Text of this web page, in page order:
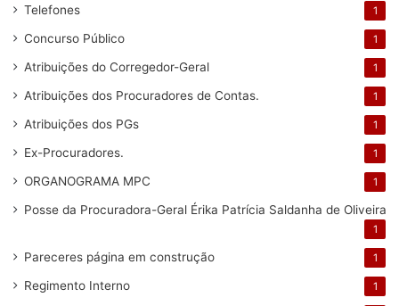
Telefones 1
Concurso Público 1
Atribuições do Corregedor-Geral 1
Atribuições dos Procuradores de Contas. 1
Atribuições dos PGs 1
Ex-Procuradores. 1
ORGANOGRAMA MPC 1
Posse da Procuradora-Geral Érika Patrícia Saldanha de Oliveira
1
Pareceres página em construção 1
Regimento Interno 1